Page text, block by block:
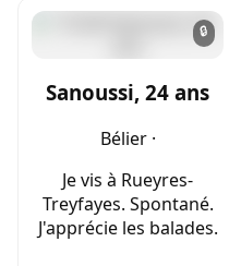
🔒
Sanoussi, 24 ans
Bélier ·
Je vis à Rueyres-
Treyfayes. Spontané.
J'apprécie les balades.